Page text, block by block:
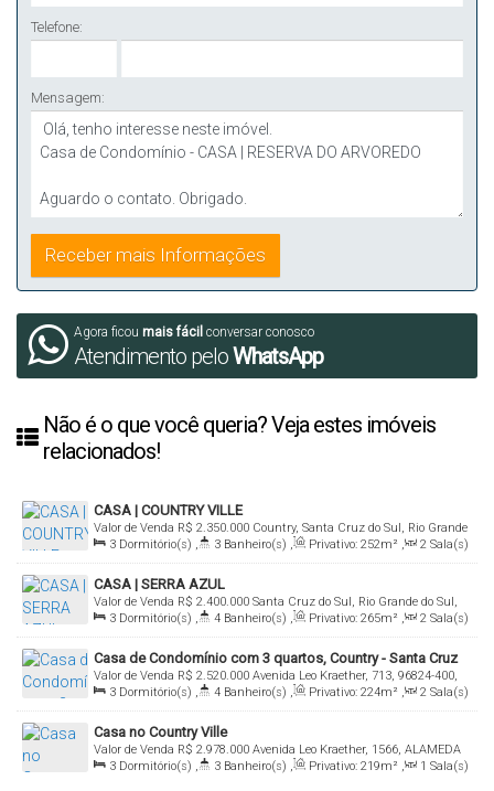
Telefone:
Mensagem:
Agora ficou mais fácil conversar conosco
Atendimento peloWhatsApp
Não é o que você queria? Veja estes imóveis
relacionados!
CASA | COUNTRY VILLE
R$ 2.350.000
Valor de Venda
Country, Santa Cruz do Sul, Rio Grande
do Sul, Brasil
3 Dormitório(s) , 3 Banheiro(s) , Privativo: 252m² , 2 Sala(s)
,
1 Suíte(s) , 2 Vaga(s) , Terreno: 758m²
CASA | SERRA AZUL
R$ 2.400.000
Valor de Venda
Santa Cruz do Sul, Rio Grande do Sul,
Brasil
3 Dormitório(s) , 4 Banheiro(s) , Privativo: 265m² , 2 Sala(s)
,
3 Suíte(s) , 3 Vaga(s) , Terreno: 418m² ,
Comprimento:
22m , Frente: 19m
Casa de Condomínio com 3 quartos, Country - Santa Cruz
do Sul
R$ 2.520.000
Valor de Venda
Avenida Leo Kraether, 713, 96824-400,
Country, Santa Cruz do Sul, Rio Grande do Sul, Brasil
3 Dormitório(s) , 4 Banheiro(s) , Privativo: 224m² , 2 Sala(s)
,
3 Suíte(s) , Total: 420m² , 2 Vaga(s) , Fundos: 14m ,
Frente: 14m , Lado Direito:
Casa no Country Ville
R$ 2.978.000
Valor de Venda
Avenida Leo Kraether, 1566, ALAMEDA
DAS ARAUCÁRIASLOTE 02 QUADRA I, 96824-400, Country, Santa
3 Dormitório(s) , 3 Banheiro(s) , Privativo: 219m² , 1 Sala(s)